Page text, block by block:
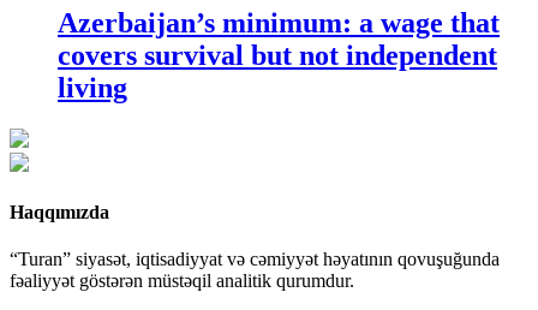
Azerbaijan’s minimum: a wage that
covers survival but not independent
living
Haqqımızda
“Turan” siyasət, iqtisadiyyat və cəmiyyət həyatının qovuşuğunda
fəaliyyət göstərən müstəqil analitik qurumdur.